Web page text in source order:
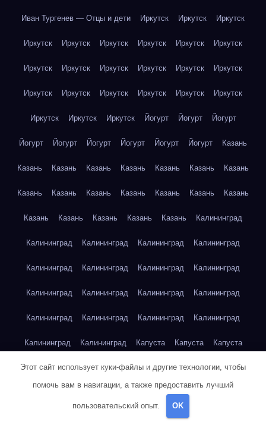
Иван Тургенев — Отцы и дети Иркутск Иркутск Иркутск
Иркутск Иркутск Иркутск Иркутск Иркутск Иркутск
Иркутск Иркутск Иркутск Иркутск Иркутск Иркутск
Иркутск Иркутск Иркутск Иркутск Иркутск Иркутск
Иркутск Иркутск Иркутск Йогурт Йогурт Йогурт
Йогурт Йогурт Йогурт Йогурт Йогурт Йогурт Казань
Казань Казань Казань Казань Казань Казань Казань
Казань Казань Казань Казань Казань Казань Казань
Казань Казань Казань Казань Казань Калининград
Калининград Калининград Калининград Калининград
Калининград Калининград Калининград Калининград
Калининград Калининград Калининград Калининград
Калининград Калининград Калининград Калининград
Калининград Калининград Капуста Капуста Капуста
Капуста Капуста Капуста Капуста Капуста Капуста
Картофель
Картофель Картофель
Этот сайт использует куки-файлы и другие технологии, чтобы
помочь вам в навигации, а также предоставить лучший
пользовательский опыт. OK